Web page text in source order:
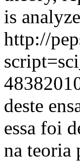
is
http://
deste
essa foi
na teoria